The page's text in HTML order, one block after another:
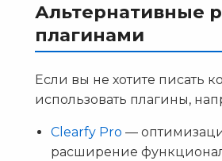
Альтернативные
плагинами
Если вы не хотите писать
использовать плагины,
Clearfy Pro —
расширение